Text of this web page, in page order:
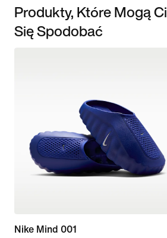
Produkty, Które Mogą Ci
Się Spodobać
Nike Mind 001